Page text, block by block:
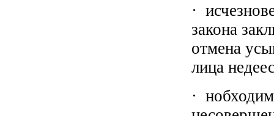
·
закона
отмена
лица
·